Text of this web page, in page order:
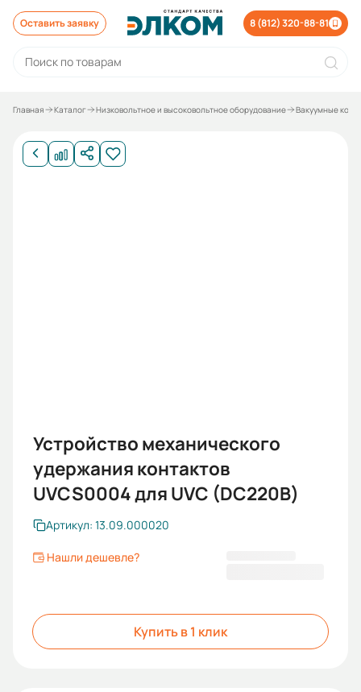
Оставить заявку 8 (812) 320-88-81
Главная Каталог Низковольтное и высоковольтное оборудование Вакуумные
Устройство механического
удержания контактов
UVCS0004 для UVC (DC220В)
Артикул: 13.09.000020
Нашли дешевле?
Купить в 1 клик